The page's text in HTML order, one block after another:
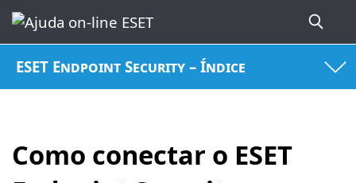
ESET Endpoint Security – Índice
Como conectar o ESET